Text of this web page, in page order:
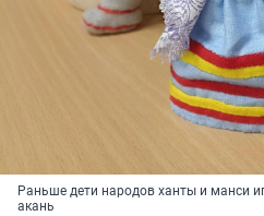
Раньше дети народов ханты и манси
акань